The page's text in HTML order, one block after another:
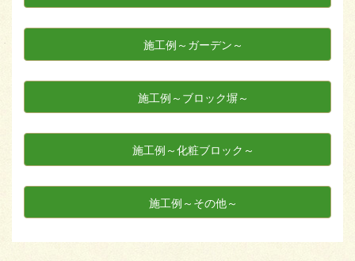
施工例～ガーデン～
施工例～ブロック塀～
施工例～化粧ブロック～
施工例～その他～